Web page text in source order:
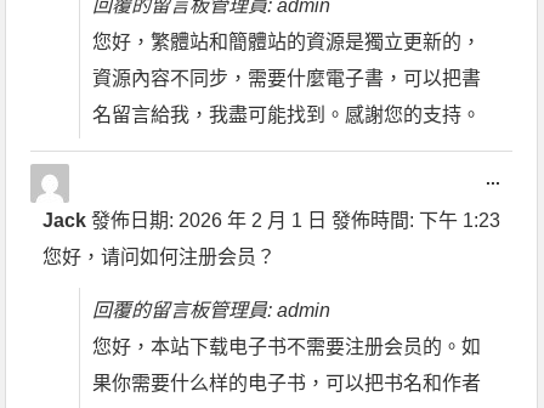
回覆的留言板管理員: admin
您好，繁體站和簡體站的資源是獨立更新的，
資源內容不同步，需要什麼電子書，可以把書
名留言給我，我盡可能找到。感謝您的支持。
Jack發佈日期: 2026 年 2 月 1 日 發佈時間: 下午 1:23
您好，请问如何注册会员？
回覆的留言板管理員: admin
您好，本站下载电子书不需要注册会员的。如
果你需要什么样的电子书，可以把书名和作者
...